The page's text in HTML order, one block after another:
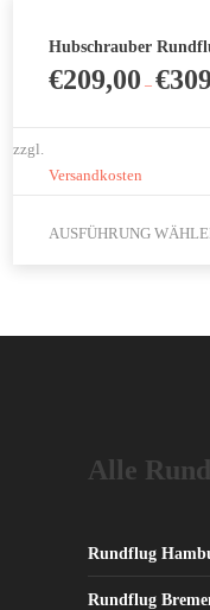
Hubschrauber
€209,00 –€
zzgl.
Versandkosten
AUSFÜHRUNG
Alle
Rundflug
Rundflug